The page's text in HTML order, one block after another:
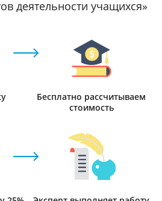
деятельности учащихся»
Бесплатно рассчитываем
стоимость